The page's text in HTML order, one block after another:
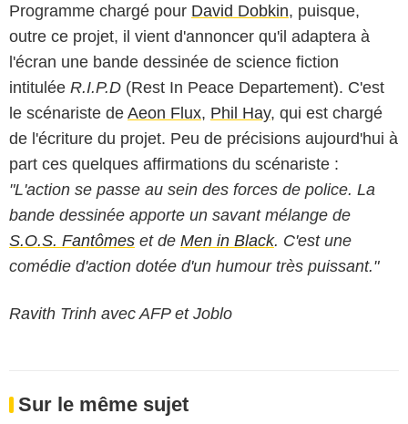
Programme chargé pour David Dobkin, puisque,
outre ce projet, il vient d'annoncer qu'il adaptera à
l'écran une bande dessinée de science fiction
intitulée R.I.P.D (Rest In Peace Departement). C'est
le scénariste de Aeon Flux, Phil Hay, qui est chargé
de l'écriture du projet. Peu de précisions aujourd'hui à
part ces quelques affirmations du scénariste :
"L'action se passe au sein des forces de police. La
bande dessinée apporte un savant mélange de
S.O.S. Fantômes et de Men in Black. C'est une
comédie d'action dotée d'un humour très puissant."
Ravith Trinh avec AFP et Joblo
Sur le même sujet